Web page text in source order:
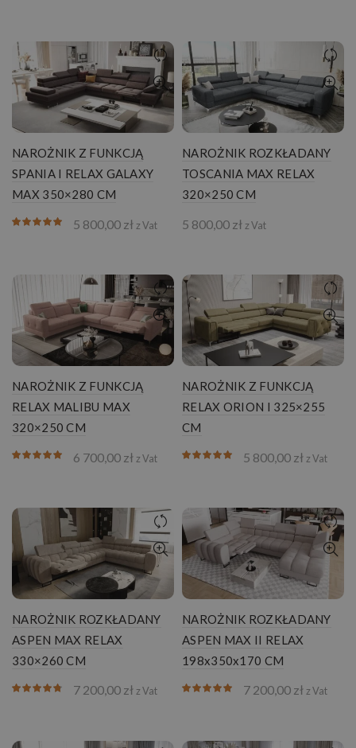
NAROŻNIK Z FUNKCJĄ
SPANIA I RELAX GALAXY
MAX 350×280 CM
5 800,00 zł z Vat
NAROŻNIK ROZKŁADANY
TOSCANIA MAX RELAX
320×250 CM
5 800,00 zł z Vat
NAROŻNIK Z FUNKCJĄ
RELAX MALIBU MAX
320×250 CM
6 700,00 zł z Vat
NAROŻNIK Z FUNKCJĄ
RELAX ORION I 325×255
CM
5 800,00 zł z Vat
NAROŻNIK ROZKŁADANY
ASPEN MAX RELAX
330×260 CM
7 200,00 złz Vat
NAROŻNIK ROZKŁADANY
ASPEN MAX II RELAX
198x350x170 CM
7 200,00 złz Vat